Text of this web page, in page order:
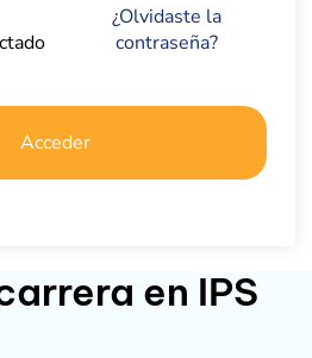
¿Olvidaste la
contraseña?
Acceder
en IPS